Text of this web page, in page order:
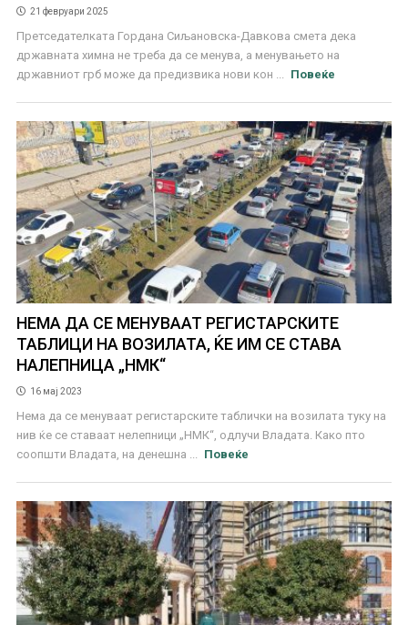
21 февруари 2025
Претседателката Гордана Сиљановска-Давкова смета дека
државната химна не треба да се менува, а менувањето на
државниот грб може да предизвика нови кон ...
Повеќе
НЕМА ДА СЕ МЕНУВААТ РЕГИСТАРСКИТЕ
ТАБЛИЦИ НА ВОЗИЛАТА, ЌЕ ИМ СЕ СТАВА
НАЛЕПНИЦА „НМК“
16 мај 2023
Нема да се менуваат регистарските таблички на возилата туку на
нив ќе се ставаат нелепници „НМК“, одлучи Владата. Како пто
соопшти Владата, на денешна ...
Повеќе